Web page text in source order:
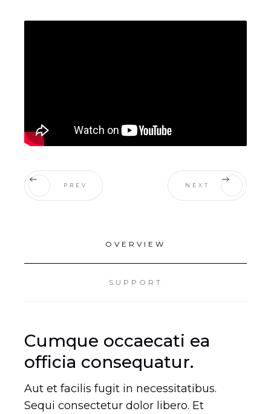
PREV NEXT
OVERVIEW
SUPPORT
Cumque occaecati ea
officia consequatur.
Aut et facilis fugit in necessitatibus.
Sequi consectetur dolor libero. Et
DETAILS